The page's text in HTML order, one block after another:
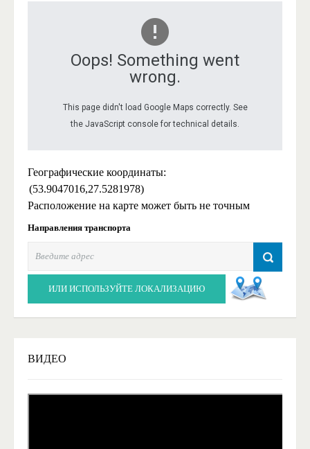
Oops! Something went
wrong.
This page didn't load Google Maps correctly. See
the JavaScript console for technical details.
Географические координаты:
(53.9047016,27.5281978)
Расположение на карте может быть не точным
Направления транспорта
ИЛИ ИСПОЛЬЗУЙТЕ ЛОКАЛИЗАЦИЮ
ВИДЕО